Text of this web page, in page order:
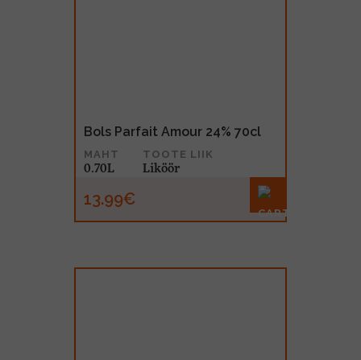
Bols Parfait Amour 24% 70cl
MAHT
0.70L
TOOTE LIIK
Liköör
13.99€